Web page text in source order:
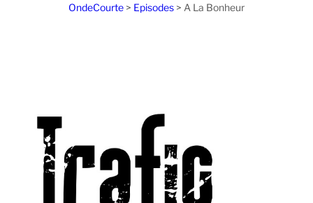
OndeCourte > Episodes > A La Bonheur